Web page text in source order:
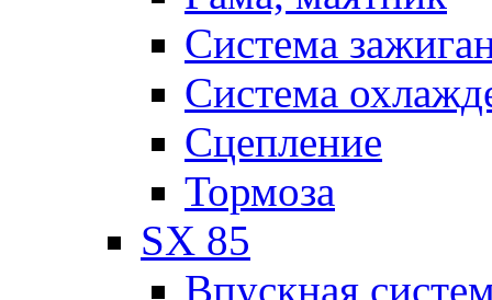
Система
Система
Сцепление
Тормоза
SX 85
Впускная